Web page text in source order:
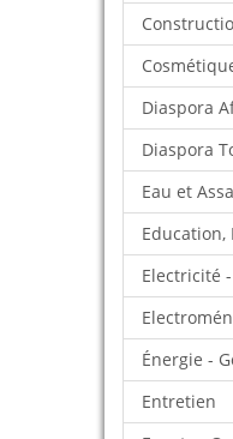
Diaspora
Diaspora
Eau et
Education,
Electricité
Énergie -
Entretien